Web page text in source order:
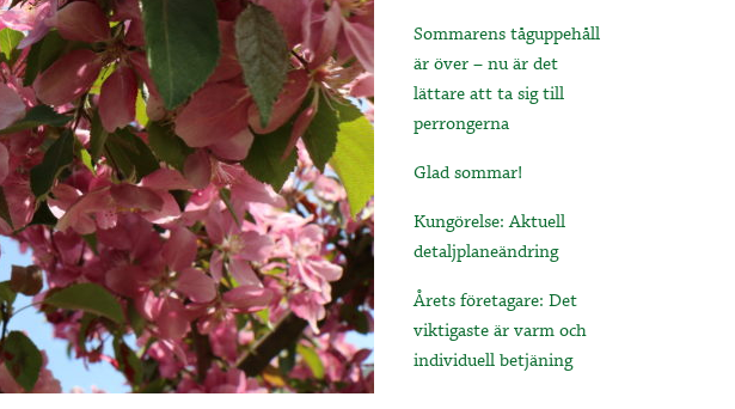
Sommarens tåguppehåll
är över – nu är det
lättare att ta sig till
perrongerna
Glad sommar!
Kungörelse: Aktuell
detaljplaneändring
Årets företagare: Det
viktigaste är varm och
individuell betjäning